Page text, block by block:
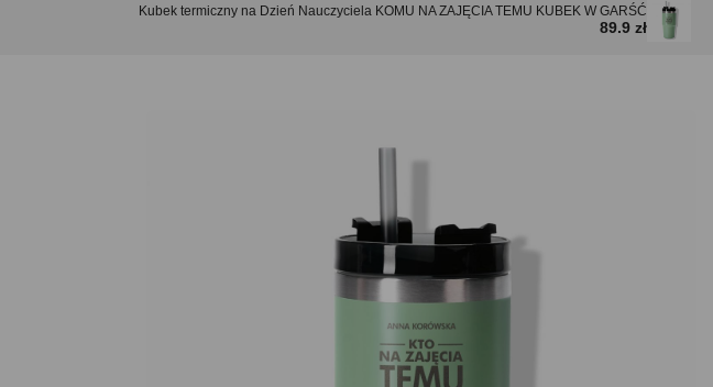
Kubek termiczny na Dzień Nauczyciela KOMU NA ZAJĘCIA TEMU KUBEK W GARŚĆ
89.9 zł